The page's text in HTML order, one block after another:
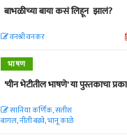
बाभळीच्या बाया कसं लिहून झालं?
वनश्री वनकर
भाषण
'चीन भेटीतील भाषणे' या पुस्तकाचा
सानिया कर्णिक, सतीश
बागल, नीती बडवे, भानू काळे